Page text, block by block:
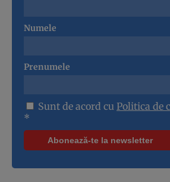
Numele
Prenumele
Sunt de acord cu Politica de
*